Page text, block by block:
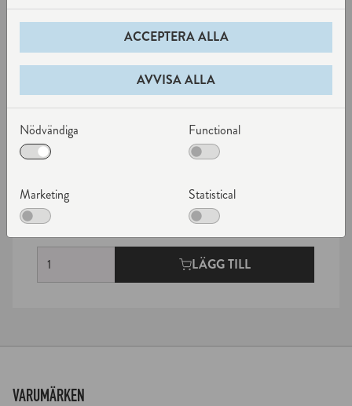
OSTKNIV 8 CM
769 kr
LÄGG TILL
VARUMÄRKEN
ACCEPTERA ALLA
AVVISA ALLA
Nödvändiga Functional
Marketing Statistical